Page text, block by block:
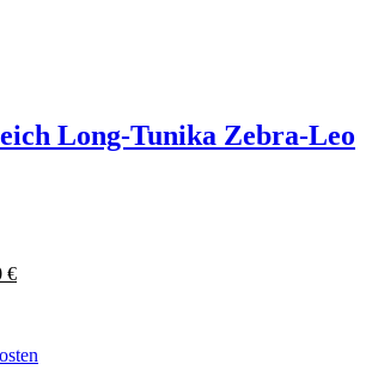
Long-Tunika Zebra-Leo
€Aktueller